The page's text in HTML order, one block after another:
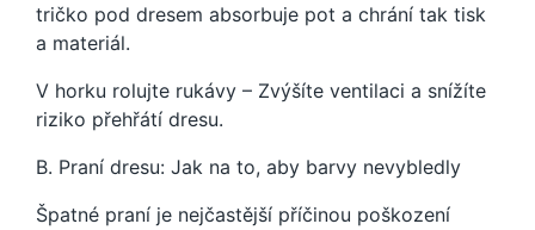
tričko pod dresem absorbuje pot a chrání tak tisk
a materiál.
V horku rolujte rukávy – Zvýšíte ventilaci a snížíte
riziko přehřátí dresu.
B. Praní dresu: Jak na to, aby barvy nevybledly
Špatné praní je nejčastější příčinou poškození